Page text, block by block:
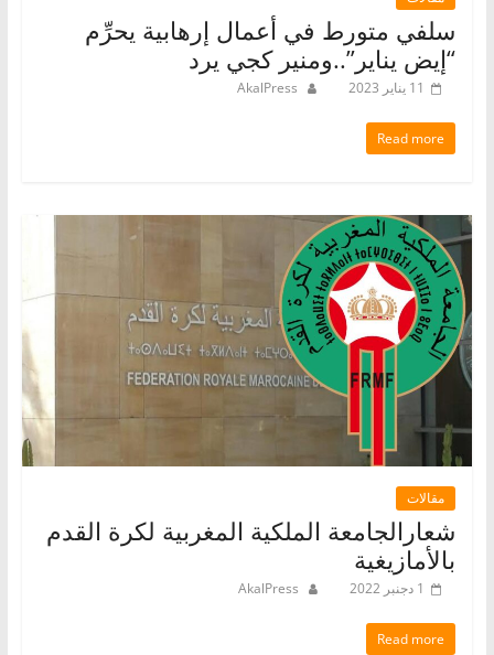
سلفي متورط في أعمال إرهابية يحرِّم
“إيض يناير”..ومنير كجي يرد
11 يناير 2023 AkalPress
Read more
مقالات
شعارالجامعة الملكية المغربية لكرة القدم
بالأمازيغية
1 دجنبر 2022 AkalPress
Read more